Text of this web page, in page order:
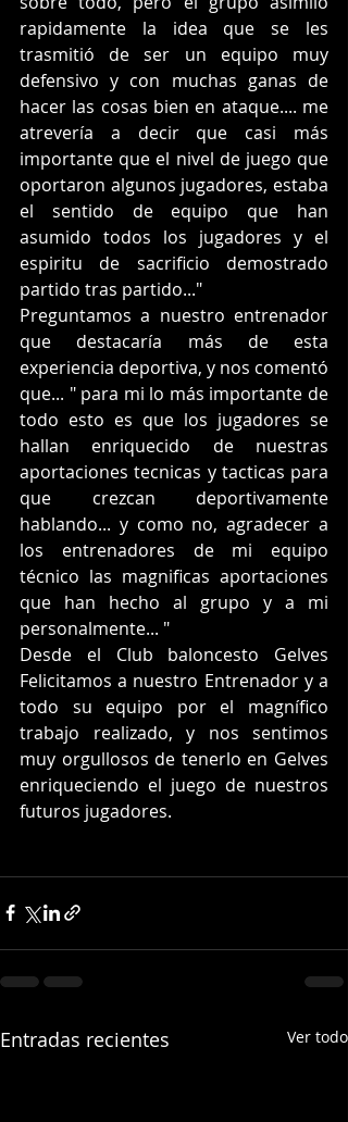
rapidamente la idea que se les
trasmitió de ser un equipo muy
defensivo y con muchas ganas de
hacer las cosas bien en ataque.... me
atrevería a decir que casi más
importante que el nivel de juego que
oportaron algunos jugadores, estaba
el sentido de equipo que han
asumido todos los jugadores y el
espiritu de sacrificio demostrado
partido tras partido..."
Preguntamos a nuestro entrenador
que destacaría más de esta
experiencia deportiva, y nos comentó
que... " para mi lo más importante de
todo esto es que los jugadores se
hallan enriquecido de nuestras
aportaciones tecnicas y tacticas para
que crezcan deportivamente
hablando... y como no, agradecer a
los entrenadores de mi equipo
técnico las magnificas aportaciones
que han hecho al grupo y a mi
personalmente... "
Desde el Club baloncesto Gelves
Felicitamos a nuestro Entrenador y a
todo su equipo por el magnífico
trabajo realizado, y nos sentimos
muy orgullosos de tenerlo en Gelves
enriqueciendo el juego de nuestros
futuros jugadores.
Entradas recientes Ver todo